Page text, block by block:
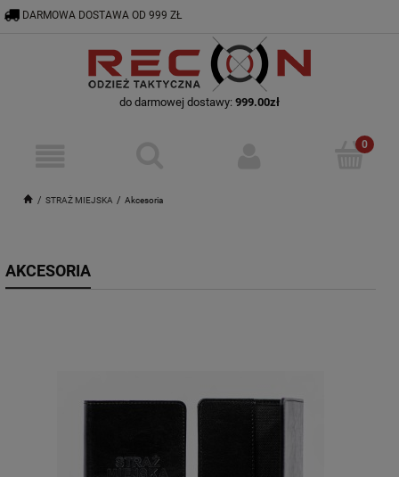
do darmowej dostawy: 999.00zł
STRAŻ MIEJSKA Akcesoria
DARMOWA DOSTAWA OD 999 ZŁ
56 644 92 29
RECON@ODZIEZTAKTYCZNA.PL
AKCESORIA